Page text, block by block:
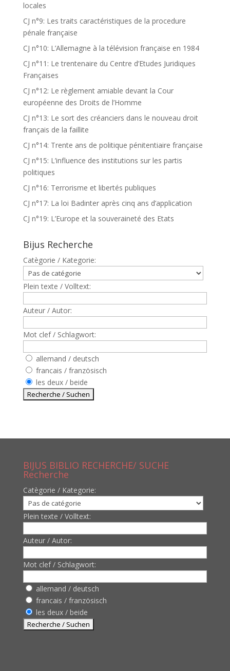
locales
CJ n°9: Les traits caractéristiques de la procedure
pénale française
CJ n°10: L’Allemagne à la télévision française en 1984
CJ n°11: Le trentenaire du Centre d’Etudes Juridiques
Françaises
CJ n°12: Le règlement amiable devant la Cour
européenne des Droits de l’Homme
CJ n°13: Le sort des créanciers dans le nouveau droit
français de la faillite
CJ n°14: Trente ans de politique pénitentiaire française
CJ n°15: L’influence des institutions sur les partis
politiques
CJ n°16: Terrorisme et libertés publiques
CJ n°17: La loi Badinter après cinq ans d’application
CJ n°19: L’Europe et la souveraineté des Etats
Bijus Recherche
Catègorie / Kategorie:
Plein texte / Volltext:
Auteur / Autor:
Mot clef / Schlagwort:
allemand / deutsch
francais / französisch
les deux / beide
BIJUS BIBLIO RECHERCHE/ SUCHE
Recherche
Catègorie / Kategorie:
Plein texte / Volltext:
Auteur / Autor:
Mot clef / Schlagwort:
allemand / deutsch
francais / französisch
les deux / beide